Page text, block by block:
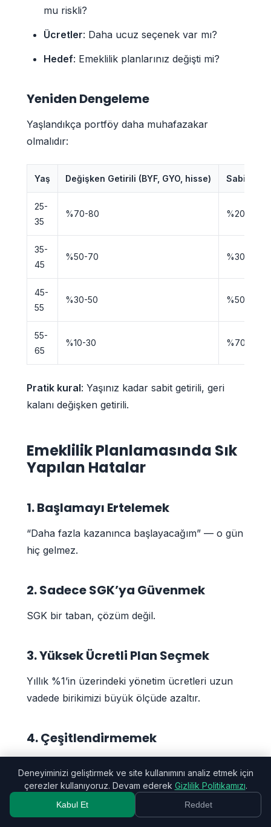
mu riskli?
Ücretler: Daha ucuz seçenek var mı?
Hedef: Emeklilik planlarınız değişti mi?
Yeniden Dengeleme
Yaşlandıkça portföy daha muhafazakar
olmalıdır:
Yaş Değişken Getirili (BYF, GYO, hisse) Sabit
25-
35
%70-80 %20-30
35-
45
%50-70 %30-50
45-
55
%30-50 %50-70
55-
65
%10-30 %70-90
Pratik kural: Yaşınız kadar sabit getirili, geri
kalanı değişken getirili.
Emeklilik Planlamasında Sık
Yapılan Hatalar
1. Başlamayı Ertelemek
“Daha fazla kazanınca başlayacağım” — o gün
hiç gelmez.
2. Sadece SGK’ya Güvenmek
SGK bir taban, çözüm değil.
3. Yüksek Ücretli Plan Seçmek
Yıllık %1’in üzerindeki yönetim ücretleri uzun
vadede birikimizi büyük ölçüde azaltır.
4. Çeşitlendirmemek
5. Acil Durumlarda Emeklilik
Fonunu Kullanmak
Deneyiminizi geliştirmek ve site kullanımını analiz etmek için
çerezler kullanıyoruz. Devam ederek Gizlilik Politikamızı.
Kabul Et Reddet